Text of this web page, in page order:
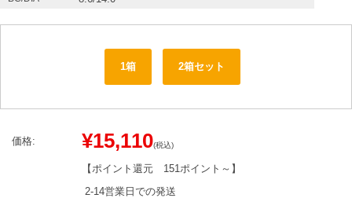
1箱 2箱セット
価格: ¥15,110(税込)
【ポイント還元 151ポイント～ 】
2-14営業日での発送